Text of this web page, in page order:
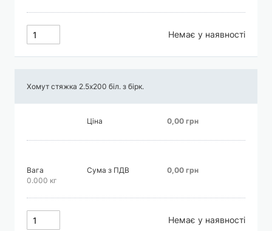
Немає у наявності
Хомут стяжка 2.5х200 біл. з бірк.
Ціна 0,00 грн
Вага
0.000 кг
Сума з ПДВ 0,00 грн
Немає у наявності